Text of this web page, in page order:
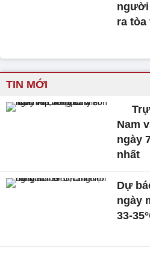
người
ra tòa
TIN MỚI
Nam
ngày
nhất
Dự
ngày
33-